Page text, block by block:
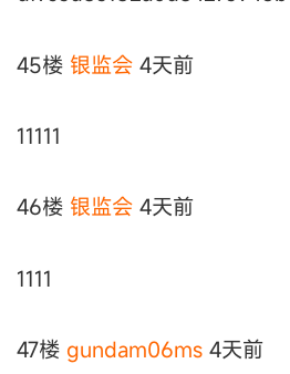
45楼 银监会 4天前
11111
46楼 银监会 4天前
1111
47楼 gundam06ms 4天前